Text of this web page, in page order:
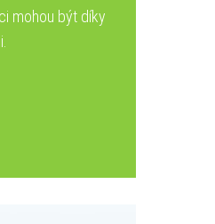
mohou být díky